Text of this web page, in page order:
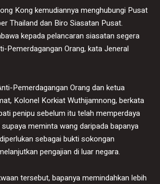
Kong kemudiannya menghubungi Pusat
Thailand dan Biro Siasatan Pusat.
kepada pelancaran siasatan segera
Pemerdagangan Orang, kata Jeneral
Pemerdagangan Orang dan ketua
Kolonel Korkiat Wuthijamnong, berkata
penipu sebelum itu telah memperdaya
meminta wang daripada bapanya
sebagai bukti sokongan
pengajian di luar negara.
tersebut, bapanya memindahkan lebih